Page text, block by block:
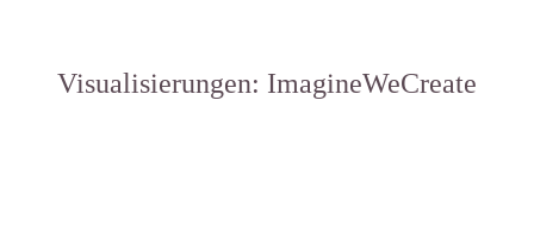
Visualisierungen: ImagineWeCreate